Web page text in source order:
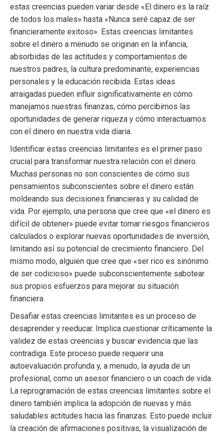
estas creencias pueden variar desde «El dinero es la raíz
de todos los males» hasta «Nunca seré capaz de ser
financieramente exitoso». Estas creencias limitantes
sobre el dinero a menudo se originan en la infancia,
absorbidas de las actitudes y comportamientos de
nuestros padres, la cultura predominante, experiencias
personales y la educación recibida. Estas ideas
arraigadas pueden influir significativamente en cómo
manejamos nuestras finanzas, cómo percibimos las
oportunidades de generar riqueza y cómo interactuamos
con el dinero en nuestra vida diaria.
Identificar estas creencias limitantes es el primer paso
crucial para transformar nuestra relación con el dinero.
Muchas personas no son conscientes de cómo sus
pensamientos subconscientes sobre el dinero están
moldeando sus decisiones financieras y su calidad de
vida. Por ejemplo, una persona que cree que «el dinero es
difícil de obtener» puede evitar tomar riesgos financieros
calculados o explorar nuevas oportunidades de inversión,
limitando así su potencial de crecimiento financiero. Del
mismo modo, alguien que cree que «ser rico es sinónimo
de ser codicioso» puede subconscientemente sabotear
sus propios esfuerzos para mejorar su situación
financiera.
Desafiar estas creencias limitantes es un proceso de
desaprender y reeducar. Implica cuestionar críticamente la
validez de estas creencias y buscar evidencia que las
contradiga. Este proceso puede requerir una
autoevaluación profunda y, a menudo, la ayuda de un
profesional, como un asesor financiero o un coach de vida.
La reprogramación de estas creencias limitantes sobre el
dinero también implica la adopción de nuevas y más
saludables actitudes hacia las finanzas. Esto puede incluir
la creación de afirmaciones positivas, la visualización de